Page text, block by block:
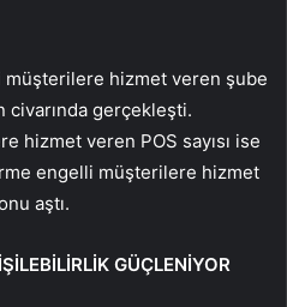
hizmet veren şube
civarında gerçekleşti.
hizmet veren POS sayısı ise
engelli müşterilere hizmet
aştı.
GÜÇLENİYOR